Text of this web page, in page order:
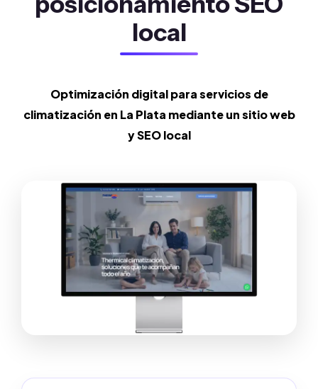
local
Optimización digital para servicios de
climatización en La Plata mediante un sitio web
y SEO local